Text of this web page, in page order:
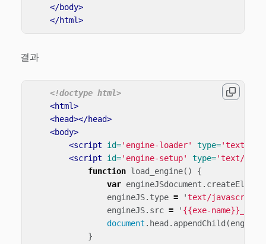
</body>
</html>
결과
<!doctype html>
<html>
<head></head>
<body>
<script id='engine-loader' type='text/
<script id='engine-setup' type='text/
function load_engine()
{
var engineJSdocument .
engineJS. type = 'text/javascript
engineJS. src = ' {{exe-
document . head . appendChild (
}